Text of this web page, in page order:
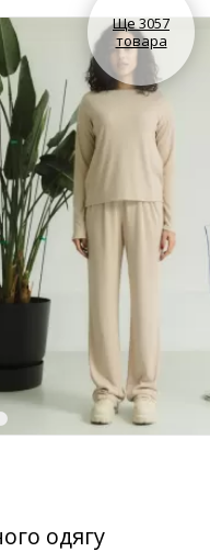
Ще 3057
товара
одягу